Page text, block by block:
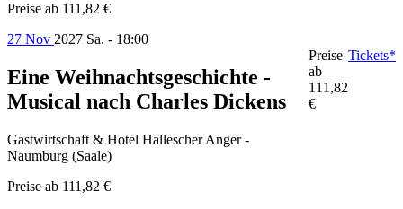
Preise ab 111,82 €
27 Nov 2027 Sa. - 18:00
Eine Weihnachtsgeschichte -
Musical nach Charles Dickens
Gastwirtschaft & Hotel Hallescher Anger -
Naumburg (Saale)
Preise ab 111,82 €
Preise
ab
111,82
€
Tickets*